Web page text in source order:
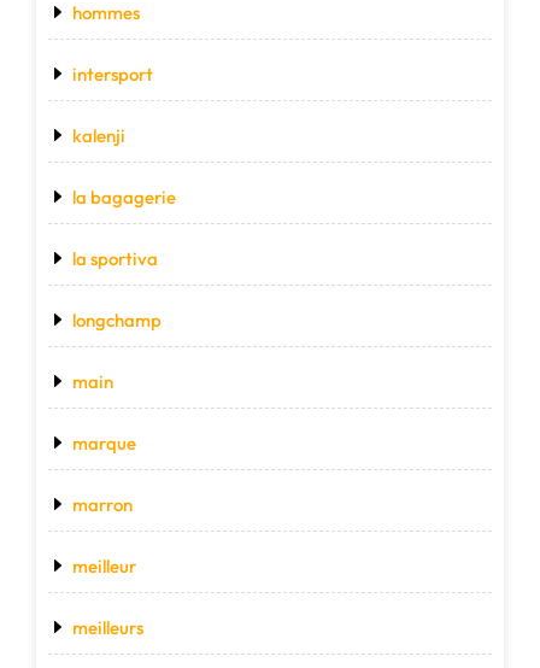
hommes
intersport
kalenji
la bagagerie
la sportiva
longchamp
main
marque
marron
meilleur
meilleurs